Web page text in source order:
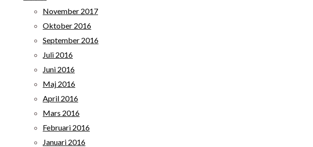
November 2017
Oktober 2016
September 2016
Juli 2016
Juni 2016
Maj 2016
April 2016
Mars 2016
Februari 2016
Januari 2016